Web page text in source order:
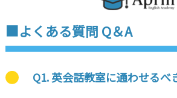
■よくある質問 Q＆A
Q1. 英会話教室に通わせるべ